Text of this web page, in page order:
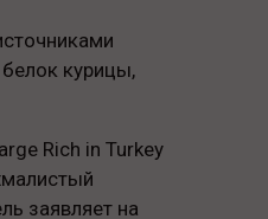
курицы,
Rich in Turkey
заявляет на